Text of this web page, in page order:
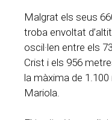
Malgrat els seus
troba envoltat
oscil·len entre els
Crist i els 956
la màxima de
Mariola.